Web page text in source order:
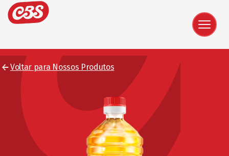
Voltar para Nossos Produtos